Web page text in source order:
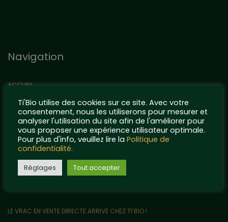
Navigation
ACCUEIL
TI’BIO ET SES ENGAGEMENTS POUR LA PLANÈTE
NOS MACÉRATIONS PREMIUM
CONTACT
QUELQUES POINTS DE RÉFÉRENCE…
MENTIONS LÉGALES ET POLITIQUE DE CONFIDENTIALITÉ
LE VRAC EN VENTE DIRECTE ARRIVE CHEZ TI’BIO !
Ti'Bio utilise des cookies sur ce site. Avec votre
consentement, nous les utiliserons pour mesurer et
analyser l'utilisation du site afin de l'améliorer pour
vous proposer une expérience utilisateur optimale.
Pour plus d'info, veuillez lire la Politique de
confidentialité.
Réglages Tout accepter